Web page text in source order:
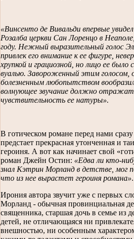
«Винсенто де Вивальди впервые
Розалба церкви Сан Лоренцо в
году. Нежный выразительный голос
привлек его внимание к ее фигуре,
хрупкой и грациозной, но лицо ее было
вуалью. Завороженный этим голосом,
болезненным любопытством
волнующее звучание должно
чувствительность ее натуры».
В готическом романе перед нами
предстает прекрасная утонченная и
героиня. А вот как начинает свой
роман Джейн Остин: «Едва ли кто-
знал Кэтрин Морланд в детстве, мог
что из нее вырастет героиня романа».
Ирония автора звучит уже с первых
Морланд - обычная провинциальная
священника, старшая дочь в семье из
детей, не отличающаяся ни
внешностью, ни особенным